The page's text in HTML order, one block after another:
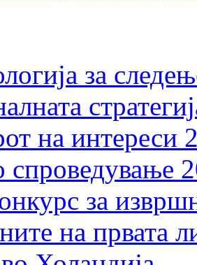
за
на интереси
спроведување
за
на првата